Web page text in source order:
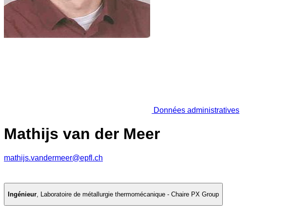
Données administratives
Mathijs van der Meer
mathijs.vandermeer@epfl.ch
Ingénieur, Laboratoire de métallurgie thermomécanique - Chaire PX Group